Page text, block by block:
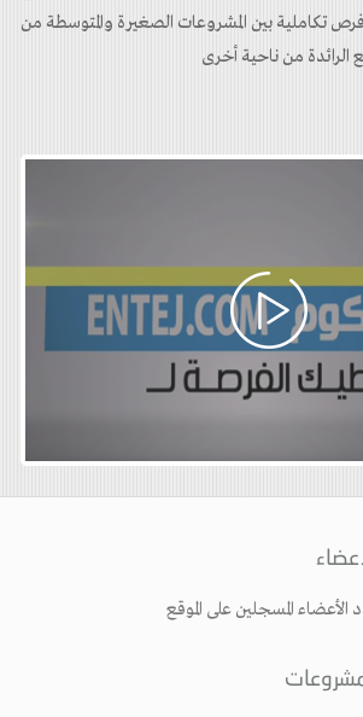
فرص تكاملية بين المشروعات الصغيرة والمتوسطة من
الرائدة من ناحية أخرى
الأعضاء المسجلين على الموقع